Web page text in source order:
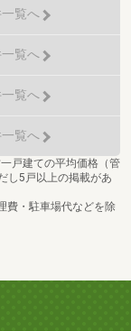
覧へ
覧へ
覧へ
覧へ
戸建ての平均価格（管
し5戸以上の掲載があ
費・駐車場代などを除